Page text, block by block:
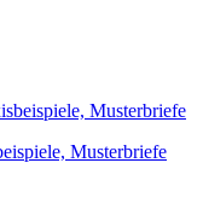
Musterbriefe